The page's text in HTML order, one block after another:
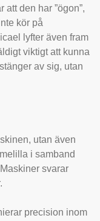
den har ”ögon”,
kör på
lyfter även fram
viktigt att kunna
av sig, utan
utan även
i samband
svarar
precision inom